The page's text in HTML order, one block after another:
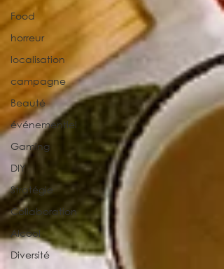
Food
horreur
localisation
campagne
Beauté
événementiel
Gaming
DIY
Stratégie
Collaboration
Alcool
Diversité